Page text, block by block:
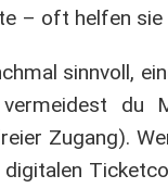
– oft helfen
sinnvoll,
du
Zugang).